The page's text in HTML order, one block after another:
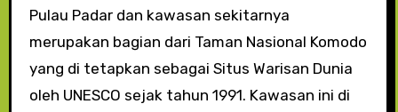
Pulau Padar dan kawasan sekitarnya
merupakan bagian dari Taman Nasional Komodo
yang di tetapkan sebagai Situs Warisan Dunia
oleh UNESCO sejak tahun 1991. Kawasan ini di